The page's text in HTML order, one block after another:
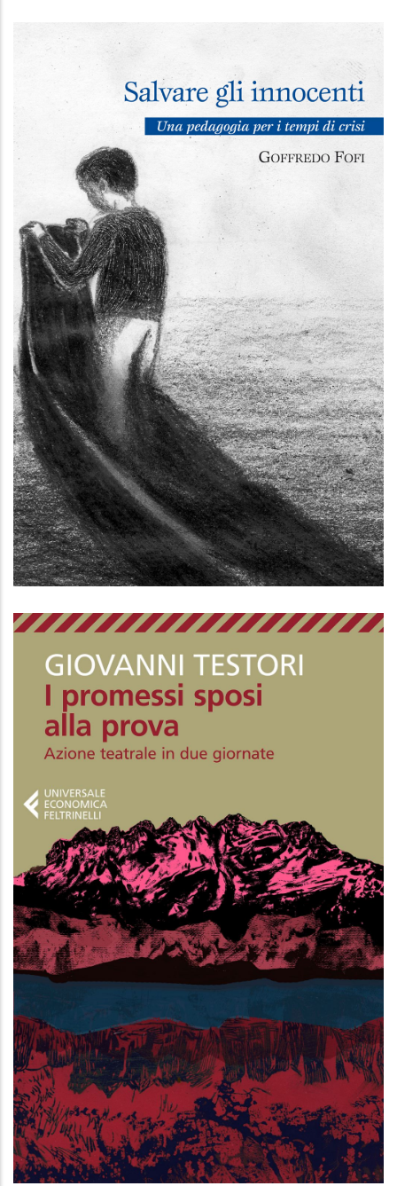
Salvare gli innocenti. Manuale di
pedagogia in tempo di crisi
I promessi sposi alla prova